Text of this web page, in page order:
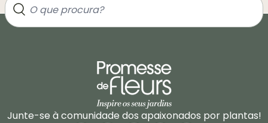
Junte-se à comunidade dos apaixonados por plantas!